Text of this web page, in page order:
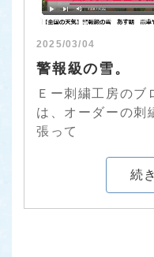
2025/03/04
警報級の雪。
Ｅー刺繍工房の
は、オーダーの刺
張って
続